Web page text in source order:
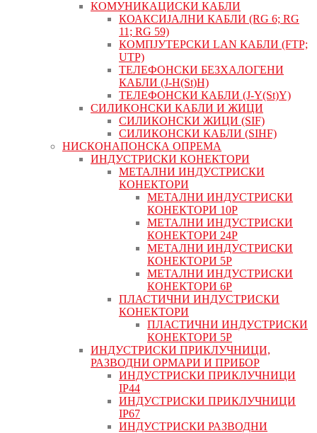
КОМУНИКАЦИСКИ КАБЛИ
КОАКСИЈАЛНИ КАБЛИ (RG 6; RG
11; RG 59)
КОМПЈУТЕРСКИ LAN КАБЛИ (FTP;
UTP)
ТЕЛЕФОНСКИ БЕЗХАЛОГЕНИ
КАБЛИ (J-H(St)H)
ТЕЛЕФОНСКИ КАБЛИ (J-Y(St)Y)
СИЛИКОНСКИ КАБЛИ И ЖИЦИ
СИЛИКОНСКИ ЖИЦИ (SIF)
СИЛИКОНСКИ КАБЛИ (SIHF)
НИСКОНАПОНСКА ОПРЕМА
ИНДУСТРИСКИ КОНЕКТОРИ
МЕТАЛНИ ИНДУСТРИСКИ
КОНЕКТОРИ
МЕТАЛНИ ИНДУСТРИСКИ
КОНЕКТОРИ 10P
МЕТАЛНИ ИНДУСТРИСКИ
КОНЕКТОРИ 24P
МЕТАЛНИ ИНДУСТРИСКИ
КОНЕКТОРИ 5P
МЕТАЛНИ ИНДУСТРИСКИ
КОНЕКТОРИ 6P
ПЛАСТИЧНИ ИНДУСТРИСКИ
КОНЕКТОРИ
ПЛАСТИЧНИ ИНДУСТРИСКИ
КОНЕКТОРИ 5P
ИНДУСТРИСКИ ПРИКЛУЧНИЦИ,
РАЗВОДНИ ОРМАРИ И ПРИБОР
ИНДУСТРИСКИ ПРИКЛУЧНИЦИ
IP44
ИНДУСТРИСКИ ПРИКЛУЧНИЦИ
IP67
ИНДУСТРИСКИ РАЗВОДНИ